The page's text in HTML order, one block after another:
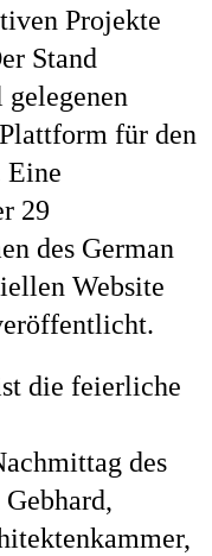
Projekte
Stand
für den
Eine
29
des German
Website
die feierliche
des